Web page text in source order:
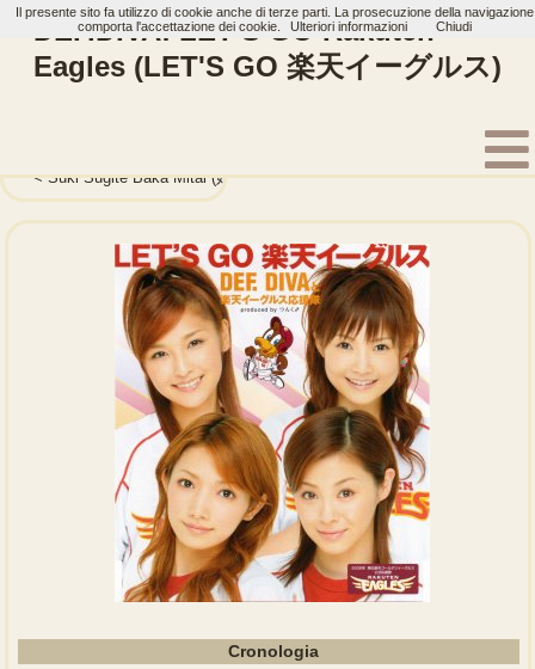
DEF.DIVA: LET'S GO Rakuten
Eagles (LET'S GO 楽天イーグルス)
Suki Sugite Baka Mitai (好きすぎて バカみたい)
Cronologia
Il presente sito fa utilizzo di cookie anche di terze parti. La prosecuzione della navigazione
comporta l'accettazione dei cookie.
Ulteriori informazioni Chiudi